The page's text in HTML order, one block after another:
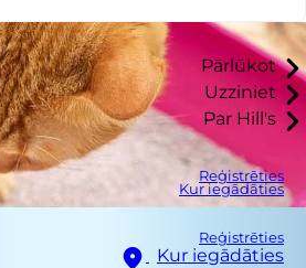
Pārlūkot
Uzziniet
Par Hill's
Reģistrēties
Kur iegādāties
Reģistrēties
Kur iegādāties